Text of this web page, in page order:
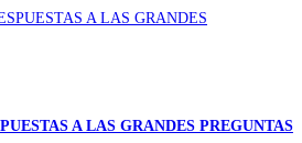
A LAS GRANDES PREGUNTAS